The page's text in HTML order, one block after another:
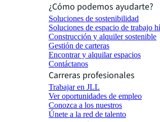
¿Cómo podemos ayudarte?
Soluciones de sostenibilidad
Soluciones de espacio de trabajo
Construcción y alquiler sostenible
Gestión de carteras
Encontrar y alquilar espacios
Contáctanos
Carreras profesionales
Trabajar en JLL
Ver oportunidades de empleo
Conozca a los nuestros
Únete a la red de talento